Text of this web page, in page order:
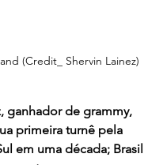
(Credit_ Shervin Lainez)
ganhador de grammy,
primeira turnê pela
em uma década; Brasil